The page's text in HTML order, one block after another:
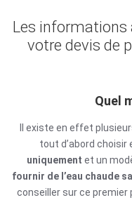
Les informations
votre devis de
Quel
Il existe en effet
tout d’abord choisir
uniquement et un
fournir de l’eau chaude
conseiller sur ce premier